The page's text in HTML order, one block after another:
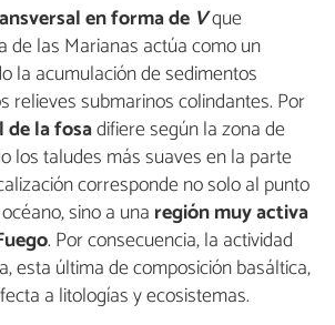
en forma de Vque
de las Marianas actúa como un
la acumulación de sedimentos
relieves submarinos colindantes. Por
de la fosadifiere según la zona de
los taludes más suaves en la parte
corresponde no solo al punto
sino a una región muy activa
. Por consecuencia, la actividad
esta última de composición basáltica,
a litologías y ecosistemas.